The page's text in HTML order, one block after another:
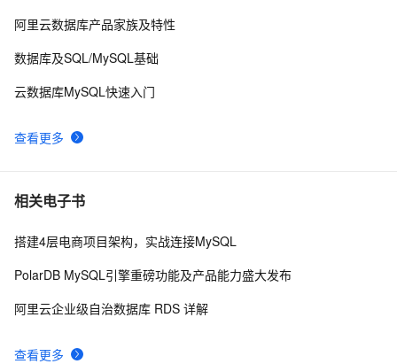
10查询MySQL运行状况
查看更多
阿里云数据库产品家族及特性
数据库及SQL/MySQL基础
云数据库MySQL快速入门
相关电子书
查看更多
搭建4层电商项目架构，实战连接MySQL
PolarDB MySQL引擎重磅功能及产品能力盛大发布
阿里云企业级自治数据库 RDS 详解